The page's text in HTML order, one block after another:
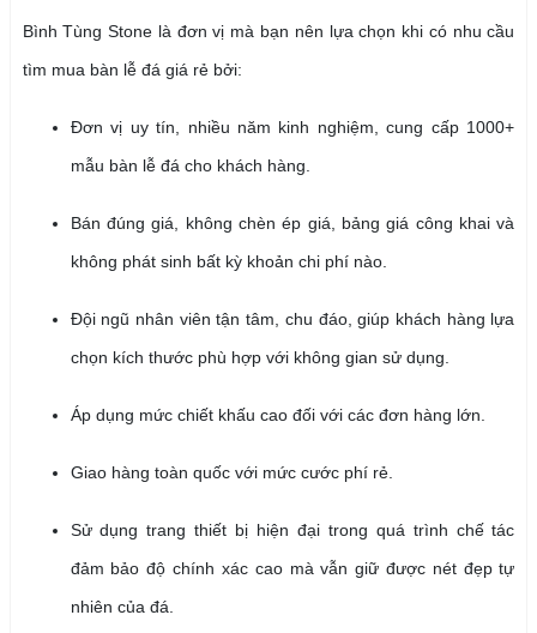
Bình Tùng Stone là đơn vị mà bạn nên lựa chọn khi có nhu cầu
tìm mua bàn lễ đá giá rẻ bởi:
Đơn vị uy tín, nhiều năm kinh nghiệm, cung cấp 1000+
mẫu bàn lễ đá cho khách hàng.
Bán đúng giá, không chèn ép giá, bảng giá công khai và
không phát sinh bất kỳ khoản chi phí nào.
Đội ngũ nhân viên tận tâm, chu đáo, giúp khách hàng lựa
chọn kích thước phù hợp với không gian sử dụng.
Áp dụng mức chiết khấu cao đối với các đơn hàng lớn.
Giao hàng toàn quốc với mức cước phí rẻ.
Sử dụng trang thiết bị hiện đại trong quá trình chế tác
đảm bảo độ chính xác cao mà vẫn giữ được nét đẹp tự
nhiên của đá.